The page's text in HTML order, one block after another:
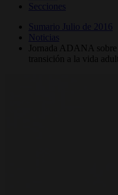
Secciones
Sumario Julio de 2016
Noticias
Jornada ADANA sobre
transición a la vida